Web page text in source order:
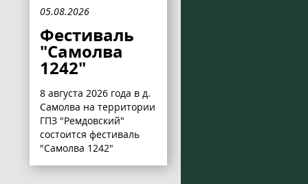
05.08.2026
Фестиваль
"Самолва
1242"
8 августа 2026 года в д.
Самолва на территории
ГПЗ "Ремдовский"
состоится фестиваль
"Самолва 1242"